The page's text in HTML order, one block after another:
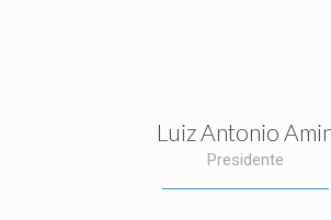
Luiz Antonio
Presidente